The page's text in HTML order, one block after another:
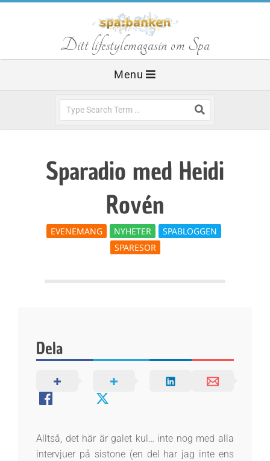
S
p
a
Ditt lifestylemagasin om Spa
Menu
Sparadio med Heidi
Rovén
EVENEMANG NYHETER
SPABLOGGEN
SPARESOR
Dela
Alltså, det här är galet kul… inte nog med alla
intervjuer på sistone (en del har jag inte ens